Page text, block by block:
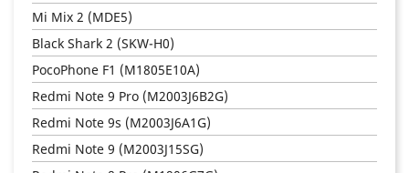
Mi Mix 2 (MDE5)
Black Shark 2 (SKW-H0)
PocoPhone F1 (M1805E10A)
Redmi Note 9 Pro (M2003J6B2G)
Redmi Note 9s (M2003J6A1G)
Redmi Note 9 (M2003J15SG)